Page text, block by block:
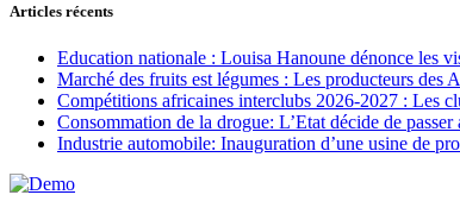
Articles récents
Education nationale : Louisa Hanoune dénonce les
Marché des fruits est légumes : Les producteurs des
Compétitions africaines interclubs 2026-2027 : Les
Consommation de la drogue: L’Etat décide de
Industrie automobile: Inauguration d’une usine de